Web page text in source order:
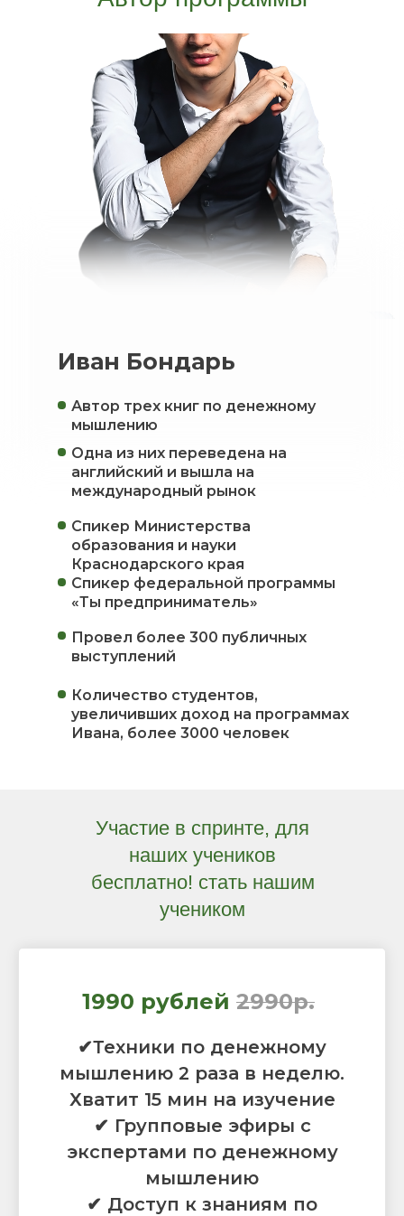
Автор трех книг по денежному
мышлению
Одна из них переведена на
английский и вышла на
международный рынок
Спикер федеральной программы
«Ты предприниматель»
Количество студентов,
увеличивших доход на программах
Ивана, более 3000 человек
Спикер Министерства
образования и науки
Краснодарского края
Провел более 300 публичных
выступлений
Иван Бондарь
Участие в спринте, для
наших учеников
бесплатно! стать нашим
учеником
1990 рублей 2990р.
✔Техники по денежному
мышлению 2 раза в неделю.
Хватит 15 мин на изучение
✔ Групповые эфиры с
экспертами по денежному
мышлению
✔ Доступ к знаниям по